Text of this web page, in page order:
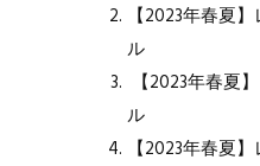
【2023年春夏
ル
【2023年春夏
ル
【2023年春夏